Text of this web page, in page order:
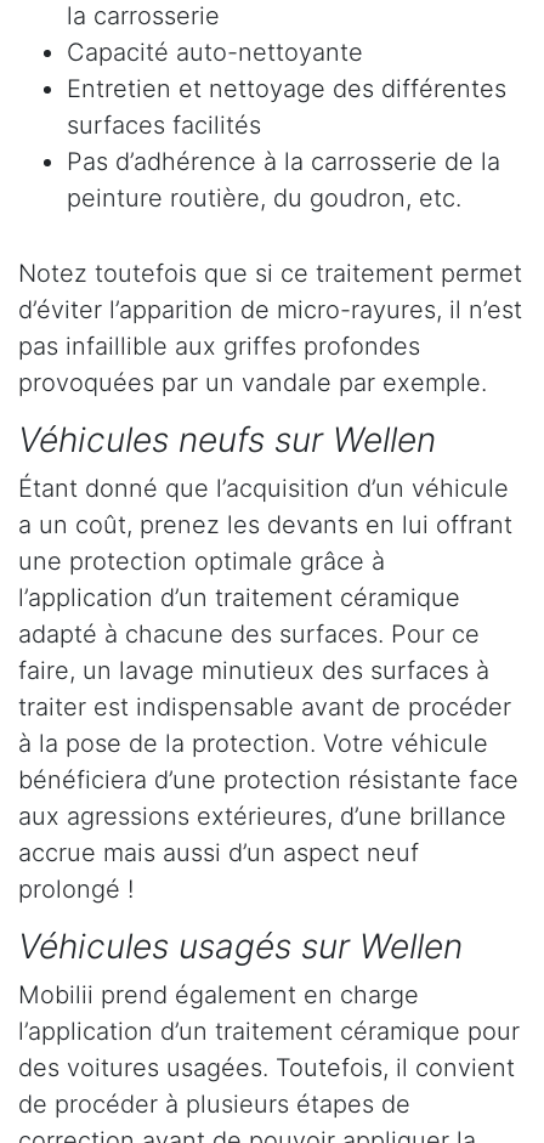
la carrosserie
Capacité auto-nettoyante
Entretien et nettoyage des différentes
surfaces facilités
Pas d’adhérence à la carrosserie de la
peinture routière, du goudron, etc.
Notez toutefois que si ce traitement permet
d’éviter l’apparition de micro-rayures, il n’est
pas infaillible aux griffes profondes
provoquées par un vandale par exemple.
Véhicules neufs sur Wellen
Étant donné que l’acquisition d’un véhicule
a un coût, prenez les devants en lui offrant
une protection optimale grâce à
l’application d’un traitement céramique
adapté à chacune des surfaces. Pour ce
faire, un lavage minutieux des surfaces à
traiter est indispensable avant de procéder
à la pose de la protection. Votre véhicule
bénéficiera d’une protection résistante face
aux agressions extérieures, d’une brillance
accrue mais aussi d’un aspect neuf
prolongé !
Véhicules usagés sur Wellen
Mobilii prend également en charge
l’application d’un traitement céramique pour
des voitures usagées. Toutefois, il convient
de procéder à plusieurs étapes de